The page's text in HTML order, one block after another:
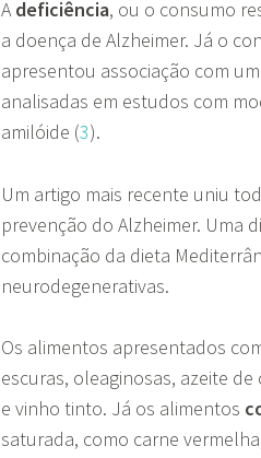
Adeficiência, ou o consumo
a doença de Alzheimer. Já o
apresentou associação com
analisadas em estudos com
amilóide (3).
Um artigo mais recente uniu
prevenção do Alzheimer. Uma
combinação da dieta
neurodegenerativas.
Os alimentos apresentados
escuras, oleaginosas, azeite
e vinho tinto. Já os alimentos
saturada, como carne